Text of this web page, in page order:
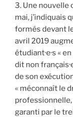
3. Une nouvelle
mai, j’indiquais
formés devant
avril 2019
étudiant·e·s «
dit non
de son
« méconnaît le
professionnelle,
garanti par le